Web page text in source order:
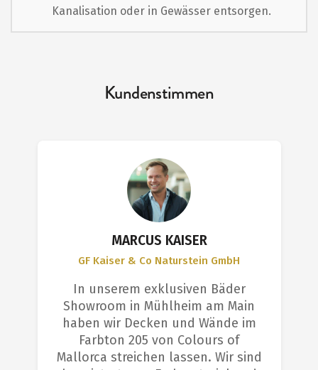
Kanalisation oder in Gewässer entsorgen.
Kundenstimmen
MARCUS KAISER
GF Kaiser & Co Naturstein GmbH
In unserem exklusiven Bäder
Showroom in Mühlheim am Main
haben wir Decken und Wände im
Farbton 205 von Colours of
Mallorca streichen lassen. Wir sind